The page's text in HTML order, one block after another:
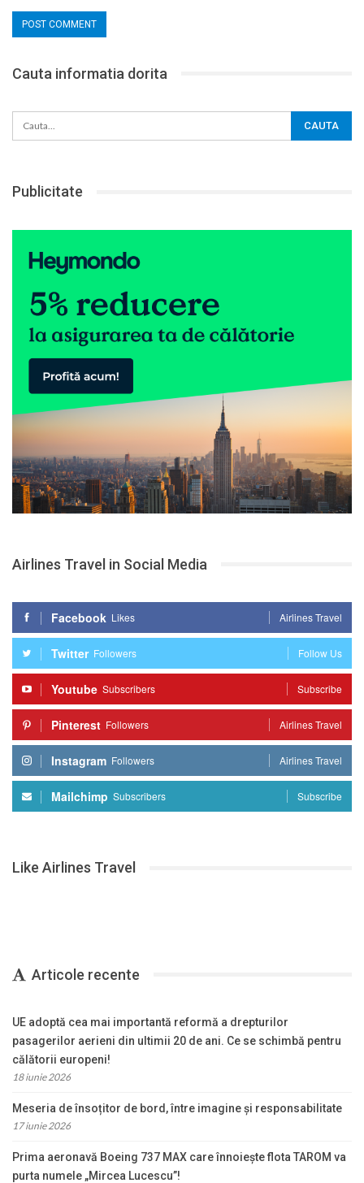
Cauta informatia dorita
Publicitate
Airlines Travel in Social Media
Facebook Likes Airlines Travel
Twitter Followers Follow Us
Youtube Subscribers Subscribe
Pinterest Followers Airlines Travel
Instagram Followers Airlines Travel
Mailchimp Subscribers Subscribe
Like Airlines Travel
Articole recente
UE adoptă cea mai importantă reformă a drepturilor
pasagerilor aerieni din ultimii 20 de ani. Ce se schimbă pentru
călătorii europeni!
18 iunie 2026
Meseria de însoțitor de bord, între imagine și responsabilitate
17 iunie 2026
Prima aeronavă Boeing 737 MAX care înnoiește flota TAROM va
purta numele „Mircea Lucescu”!